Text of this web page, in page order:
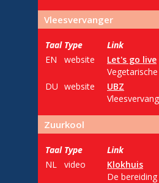
Vleesvervanger
Taal Type
Link
EN
website
Let's go live
DU website
UBZ
Zuurkool
Taal Type
Link
NL
video
Klokhuis
De